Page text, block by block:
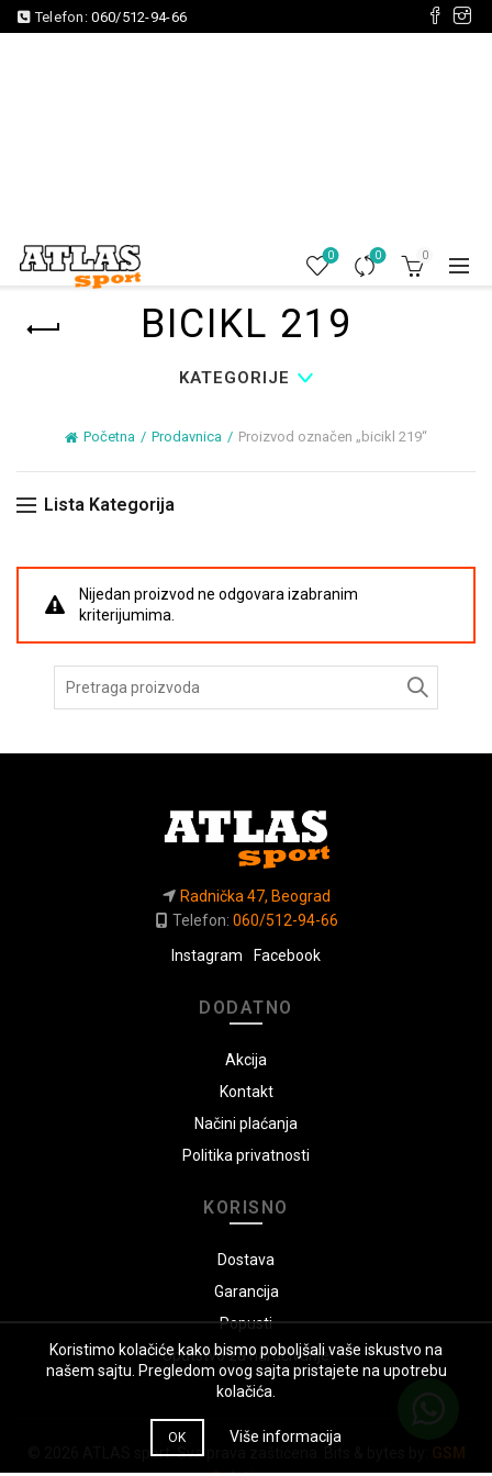
Telefon:060/512-94-66
0 0 0
BICIKL 219
KATEGORIJE
Početna Prodavnica Proizvod označen „bicikl 219“
Lista Kategorija
Nijedan proizvod ne odgovara izabranim
kriterijumima.
Radnička 47, Beograd
Telefon: 060/512-94-66
Instagram
Facebook
DODATNO
Akcija
Kontakt
Načini plaćanja
Politika privatnosti
KORISNO
Dostava
Garancija
Popusti
Uputstvo za naručivanje
ATLAS sport. Sva prava zaštićena. Bits & bytes by: GSM
Koristimo kolačiće kako bismo poboljšali vaše iskustvo na
našem sajtu. Pregledom ovog sajta pristajete na upotrebu
kolačića.
OK Više informacija